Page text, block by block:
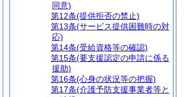
同意)
第12条(提供拒否の禁止)
第13条(サービス提供困難時の対
応)
第14条(受給資格等の確認)
第15条(要支援認定の申請に係る
援助)
第16条(心身の状況等の把握)
第17条(介護予防支援事業者等と